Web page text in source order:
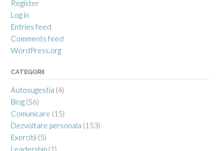
Register
Log in
Entries feed
Comments feed
WordPress.org
CATEGORII
Autosugestia (4)
Blog (56)
Comunicare (15)
Dezvoltare personala (153)
Exercitii (5)
Leadership (1)